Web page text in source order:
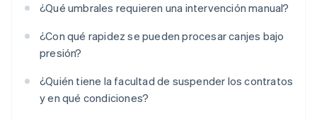
¿Qué umbrales requieren una intervención manual?
¿Con qué rapidez se pueden procesar canjes bajo
presión?
¿Quién tiene la facultad de suspender los contratos
y en qué condiciones?